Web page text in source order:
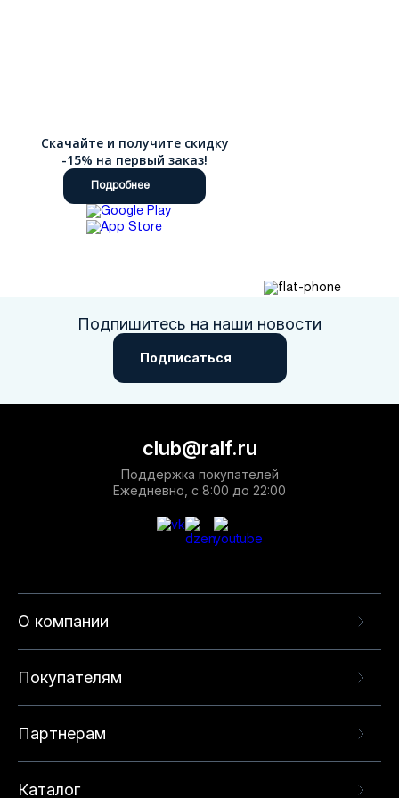
Скачайте и получите скидку
-15% на первый заказ!
Подробнее
Подпишитесь на наши новости
Подписаться
О компании
Покупателям
Партнерам
Каталог
club@ralf.ru
Поддержка покупателей
Ежедневно, с 8:00 до 22:00